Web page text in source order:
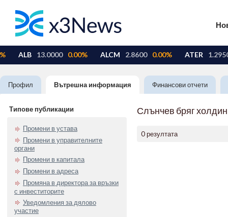
Профил Вътрешна информация Финансови отчети
Типове публикации
Промени в устава
Промени в управителните
органи
Промени в капитала
Промени в адреса
Промяна в директора за връзки
с инвеститорите
Уведомления за дялово
участие
Слънчев бряг
0 резултата